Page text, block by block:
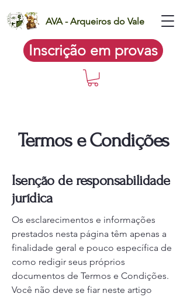
AVA - Arqueiros do Vale
Inscrição em provas
Termos e Condições
Isenção de responsabilidade
jurídica
Os esclarecimentos e informações
prestados nesta página têm apenas a
finalidade geral e pouco específica de
como redigir seus próprios
documentos de Termos e Condições.
Você não deve se fiar neste artigo